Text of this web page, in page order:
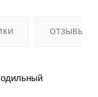
ОТЗЫВЫ